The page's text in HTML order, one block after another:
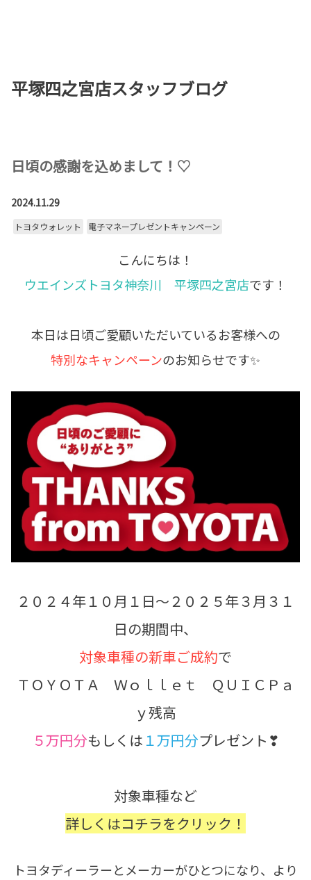
中古車を探す
新車購入ガイド
地域応援活動
企業情報
法人のお客様
[受付]24時間,365日対応
平塚四之宮店スタッフブログ
日頃の感謝を込めまして！♡
2024.11.29
トヨタウォレット 電子マネープレゼントキャンペーン
こんにちは！
ウエインズトヨタ神奈川 平塚四之宮店です！
本日は日頃ご愛顧いただいているお客様への
特別なキャンペーンのお知らせです✨
２０２４年１０月１日～２０２５年３月３１
日の期間中、
対象車種の新車ご成約で
ＴＯＹＯＴＡ Ｗｏｌｌｅｔ ＱＵＩＣＰａ
ｙ残高
５万円分もしくは １万円分プレゼント❣
対象車種など
詳しくはコチラをクリック！
トヨタディーラーとメーカーがひとつになり、より